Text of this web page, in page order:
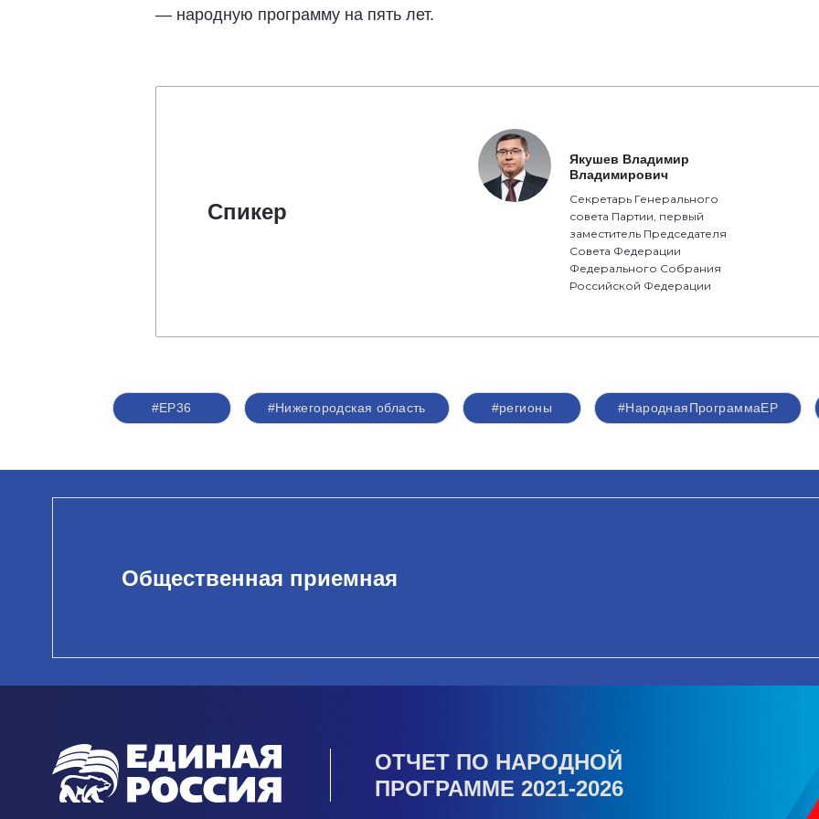
— народную программу на пять лет.
Спикер
Якушев Владимир
Владимирович
Секретарь Генерального
совета Партии, первый
заместитель Председателя
Совета Федерации
Федерального Собрания
Российской Федерации
#ЕР36 #Нижегородская область #регионы #НароднаяПрограммаЕР
Общественная приемная
ОТЧЕТ ПО НАРОДНОЙ
ПРОГРАММЕ 2021-2026